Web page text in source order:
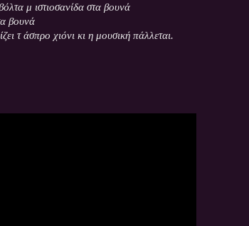
μ ιστιοσανίδα στα βουνά
βουνά
τ άσπρο χιόνι κι η μουσική πάλλεται.